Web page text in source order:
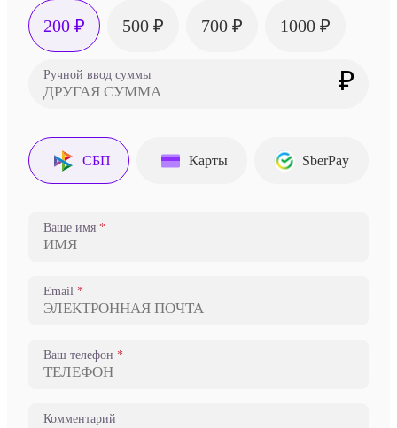
200 ₽ 500 ₽ 700 ₽ 1000 ₽
Ручной ввод суммы ₽
СБП Карты SberPay
Ваше имя
Email
Ваш телефон
Комментарий